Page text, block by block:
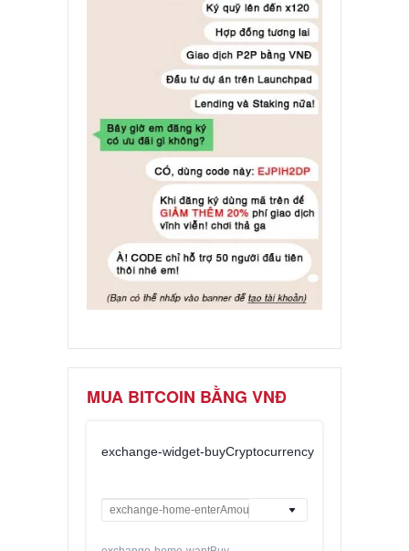
MUA BITCOIN BẰNG VNĐ
exchange-widget-buyCryptocurrency